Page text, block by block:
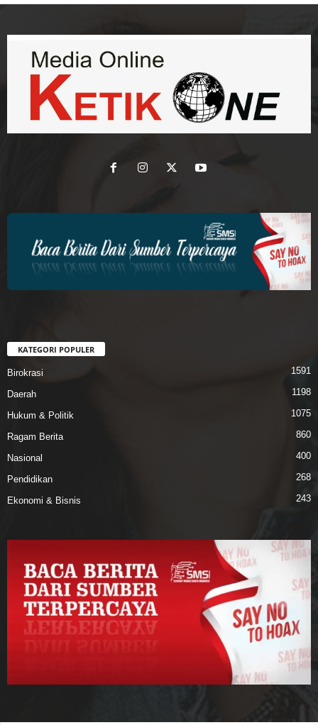
KATEGORI POPULER
Birokrasi 1591
Daerah 1198
Hukum & Politik 1075
Ragam Berita 860
Nasional 400
Pendidikan 268
Ekonomi & Bisnis 243